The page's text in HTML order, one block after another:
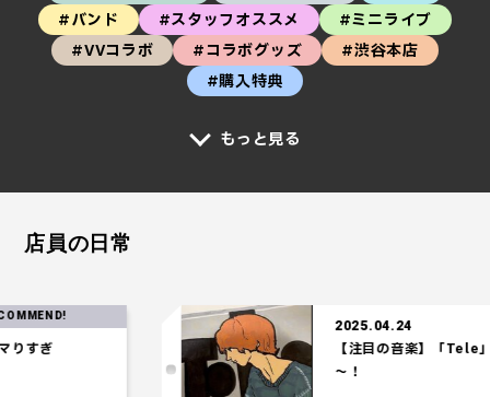
#バンド
#スタッフオススメ
#ミニライブ
#VVコラボ
#コラボグッズ
#渋谷本店
#購入特典
もっと見る
店員の日常
2025.04.24
【注目の音楽】「Tele」の時代が
～！